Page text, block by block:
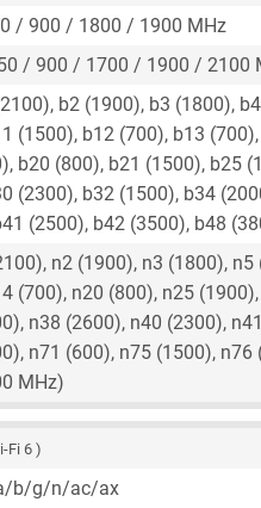
/ 900 / 1800 / 1900 MHz
/ 900 / 1700 / 1900 / 2100
b2 (1900), b3 (1800),
(1500), b12 (700), b13
b20 (800), b21 (1500), b25
(2300), b32 (1500), b34
(2500), b42 (3500), b48
n2 (1900), n3 (1800),
(700), n20 (800), n25
n38 (2600), n40 (2300),
n71 (600), n75 (1500),
MHz)
Fi 6 )
b/g/n/ac/ax